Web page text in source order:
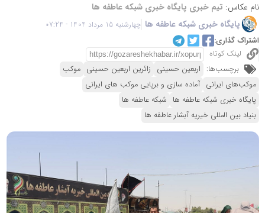
نام عکاس: تیم خبری پایگاه خبری شبکه عاطفه ها
پایگاه خبری شبکه عاطفه ها چهارشنبه 15 مرداد 1404 - 07:24
اشتراک گذاری:
لینک کوتاه
برچسب‌ها: اربعین حسینی زائرین اربعین حسینی موکب
موکب‌های ایرانی آماده سازی و برپایی موکب های ایرانی
پایگاه خبری شبکه عاطفه ها شبکه عاطفه ها
بنیاد بین المللی خیریه آبشار عاطفه ها